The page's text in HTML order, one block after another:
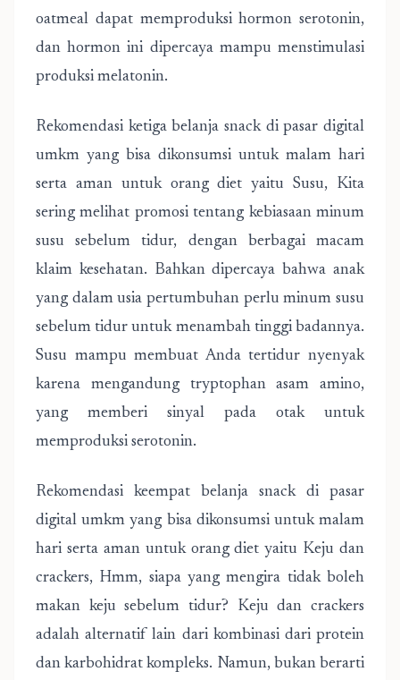
oatmeal dapat memproduksi hormon serotonin,
dan hormon ini dipercaya mampu menstimulasi
produksi melatonin.
Rekomendasi ketiga belanja snack di pasar digital
umkm yang bisa dikonsumsi untuk malam hari
serta aman untuk orang diet yaitu Susu, Kita
sering melihat promosi tentang kebiasaan minum
susu sebelum tidur, dengan berbagai macam
klaim kesehatan. Bahkan dipercaya bahwa anak
yang dalam usia pertumbuhan perlu minum susu
sebelum tidur untuk menambah tinggi badannya.
Susu mampu membuat Anda tertidur nyenyak
karena mengandung tryptophan asam amino,
yang memberi sinyal pada otak untuk
memproduksi serotonin.
Rekomendasi keempat belanja snack di pasar
digital umkm yang bisa dikonsumsi untuk malam
hari serta aman untuk orang diet yaitu Keju dan
crackers, Hmm, siapa yang mengira tidak boleh
makan keju sebelum tidur? Keju dan crackers
adalah alternatif lain dari kombinasi dari protein
dan karbohidrat kompleks. Namun, bukan berarti